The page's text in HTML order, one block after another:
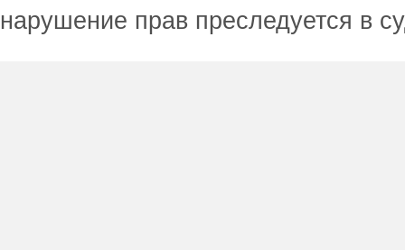
нарушение прав преследуется в